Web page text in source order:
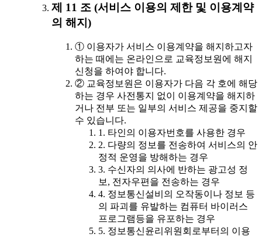
제 11 조 (서비스 이용의 제한 및 이용계약
의 해지)
① 이용자가 서비스 이용계약을 해지하고자
하는 때에는 온라인으로 교육정보원에 해지
신청을 하여야 합니다.
② 교육정보원은 이용자가 다음 각 호에 해당
하는 경우 사전통지 없이 이용계약을 해지하
거나 전부 또는 일부의 서비스 제공을 중지할
수 있습니다.
1. 타인의 이용자번호를 사용한 경우
2. 다량의 정보를 전송하여 서비스의 안
정적 운영을 방해하는 경우
3. 수신자의 의사에 반하는 광고성 정
보, 전자우편을 전송하는 경우
4. 정보통신설비의 오작동이나 정보 등
의 파괴를 유발하는 컴퓨터 바이러스
프로그램등을 유포하는 경우
5. 정보통신윤리위원회로부터의 이용